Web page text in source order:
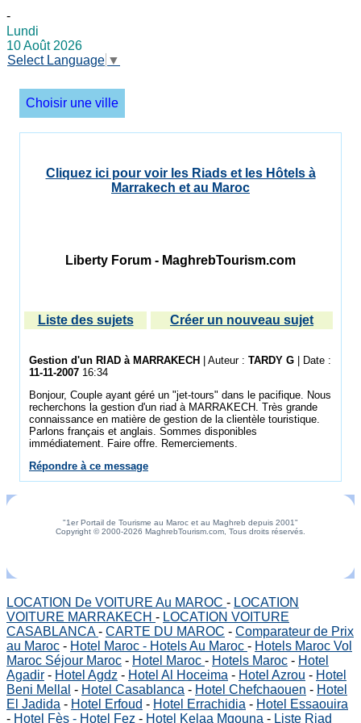
-
Lundi
10 Août 2026
Select Language ▼
Choisir une ville
Cliquez ici pour voir les Riads et les Hôtels à
Marrakech et au Maroc
Liberty Forum - MaghrebTourism.com
Liste des sujets Créer un nouveau sujet
Gestion d'un RIAD à MARRAKECH | Auteur : TARDY G | Date :
11-11-2007 16:34
Bonjour, Couple ayant géré un "jet-tours" dans le pacifique. Nous
recherchons la gestion d'un riad à MARRAKECH. Très grande
connaissance en matière de gestion de la clientèle touristique.
Parlons français et anglais. Sommes disponibles
immédiatement. Faire offre. Remerciements.
Répondre à ce message
"1er Portail de Tourisme au Maroc et au Maghreb depuis 2001"
Copyright © 2000-2026 MaghrebTourism.com, Tous droits réservés.
LOCATION De VOITURE Au MAROC - LOCATION
VOITURE MARRAKECH - LOCATION VOITURE
CASABLANCA- CARTE DU MAROC - Comparateur de Prix
au Maroc - Hotel Maroc - Hotels Au Maroc - Hotels Maroc Vol
Maroc Séjour Maroc - Hotel Maroc - Hotels Maroc - Hotel
Agadir - Hotel Agdz - Hotel Al Hoceima - Hotel Azrou - Hotel
Beni Mellal - Hotel Casablanca - Hotel Chefchaouen - Hotel
El Jadida - Hotel Erfoud - Hotel Errachidia - Hotel Essaouira
- Hotel Fès - Hotel Fez - Hotel Kelaa Mgouna - Liste Riad